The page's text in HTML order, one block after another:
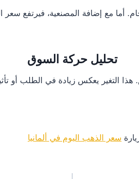
تحليل حركة السوق
سعر الذهب اليوم في ألمانيا